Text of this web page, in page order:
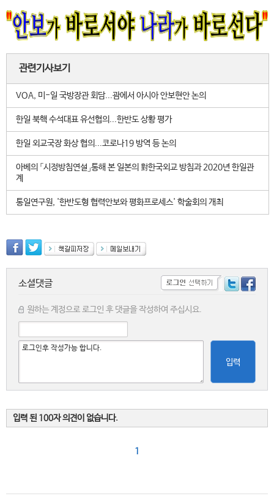
관련기사보기
VOA, 미-일 국방장관 회담...괌에서 아시아 안보현안 논의
한일 북핵 수석대표 유선협의...한반도 상황 평가
한일 외교국장 화상 협의...코로나19 방역 등 논의
아베의 「시정방침연설」통해 본 일본의 對한국외교 방침과 2020년 한일관
계
통일연구원, '한반도형 협력안보와 평화프로세스' 학술회의 개최
소셜댓글
원하는 계정으로 로그인 후 댓글을 작성하여 주십시요.
입력
입력 된 100자 의견이 없습니다.
1